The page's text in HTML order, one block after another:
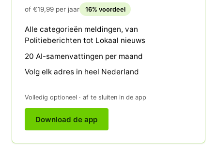
of €19,99 per jaar
16% voordeel
Alle categorieën meldingen, van
Politieberichten tot Lokaal nieuws
20 AI-samenvattingen per maand
Volg elk adres in heel Nederland
Volledig optioneel · af te sluiten in de app
Download de app